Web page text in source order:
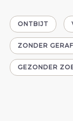
ONTBIJT
ZONDER
GEZONDER